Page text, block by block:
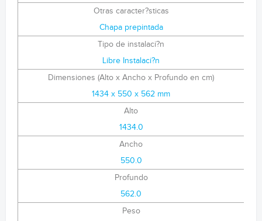
Otras caracter?sticas
Chapa prepintada
Tipo de instalaci?n
Libre Instalaci?n
Dimensiones (Alto x Ancho x Profundo en cm)
1434 x 550 x 562 mm
Alto
1434.0
Ancho
550.0
Profundo
562.0
Peso